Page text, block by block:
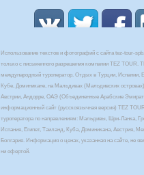
Использование текстов и фотографий с сайта tez-tour-
только с письменного разрешения компании TEZ TOUR.
международный туроператор. Отдых в Турции, Испании,
Кубе, Доминикане, на Мальдивах (Мальдивских
Австрии, Андорре, ОАЭ (Объединенные Арабские
информационный сайт (русскоязычная версия) TEZ
туроператора по направлениям: Мальдивы, Шри-Ланка,
Испания, Египет, Таиланд, Куба, Доминикана, Австрия,
Болгария. Информация о ценах, указанная на сайте, не
ни офертой.